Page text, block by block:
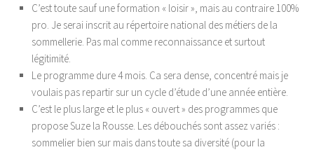
C’est toute sauf une formation « loisir », mais au contraire 100%
pro. Je serai inscrit au répertoire national des métiers de la
sommellerie. Pas mal comme reconnaissance et surtout
légitimité.
Le programme dure 4 mois. Ca sera dense, concentré mais je
voulais pas repartir sur un cycle d’étude d’une année entière.
C’est le plus large et le plus « ouvert » des programmes que
propose Suze la Rousse. Les débouchés sont assez variés :
sommelier bien sur mais dans toute sa diversité (pour la